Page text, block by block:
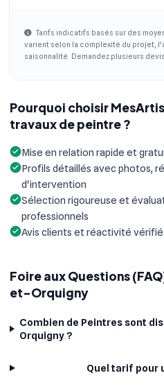
Tarifs indicatifs basés sur des
varient selon la complexité du projet,
saisonnalité. Demandez plusieurs
Pourquoi choisir
travaux de peintre ?
Mise en relation rapide et
Profils détaillés avec photos,
d'intervention
Sélection rigoureuse et
professionnels
Avis clients et réactivité
Foire aux Questions
et-Orquigny
Combien de Peintres sont
Orquigny ?
Quel tarif pour